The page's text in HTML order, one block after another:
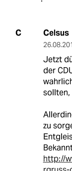
C Celsus
Jetzt
der
sollten,
zu
http://